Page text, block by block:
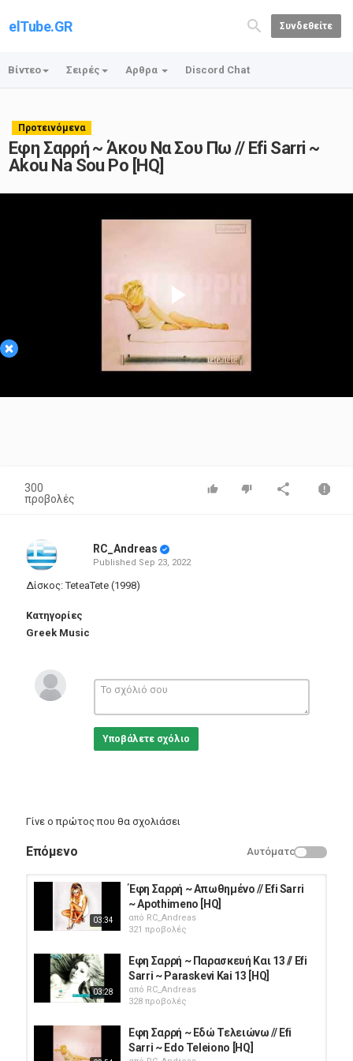
elTube.GR Συνδεθείτε
Βίντεο Σειρές Αρθρα Discord Chat
Προτεινόμενα
Εφη Σαρρή ~ Άκου Να Σου Πω // Efi Sarri ~
Akou Na Sou Po [HQ]
×
Play
Video
300
προβολές
RC_Andreas
Published Sep 23, 2022
Δίσκος: TeteaTete (1998)
Κατηγορίες
Greek Music
Υποβάλετε σχόλιο
Γίνε ο πρώτος που θα σχολιάσει
Επόμενο Αυτόματο
03:34
Έφη Σαρρή ~ Απωθημένο // Efi Sarri
~ Apothimeno [HQ]
από RC_Andreas
321 προβολές
03:28
Εφη Σαρρή ~ Παρασκευή Και 13 // Efi
Sarri ~ Paraskevi Kai 13 [HQ]
από RC_Andreas
328 προβολές
Εφη Σαρρή ~ Εδώ Τελειώνω // Efi
Sarri ~ Edo Teleiono [HQ]